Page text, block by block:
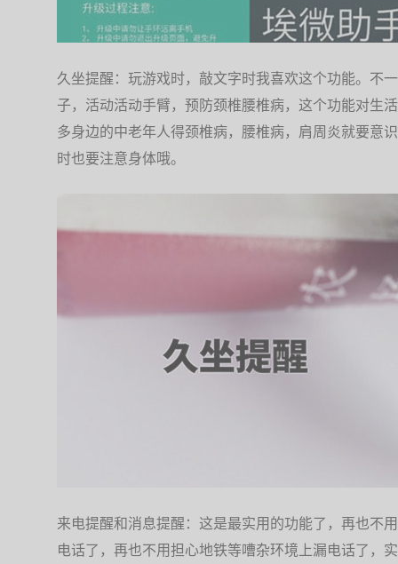
久坐提醒：玩游戏时，敲文字时我喜欢这个功能。不
子，活动活动手臂，预防颈椎腰椎病，这个功能对生
多身边的中老年人得颈椎病，腰椎病，肩周炎就要意
时也要注意身体哦。
来电提醒和消息提醒：这是最实用的功能了，再也不
电话了，再也不用担心地铁等嘈杂环境上漏电话了，